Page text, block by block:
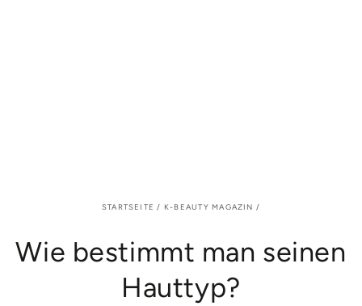
STARTSEITE / K-BEAUTY MAGAZIN /
Wie bestimmt man seinen
Hauttyp?